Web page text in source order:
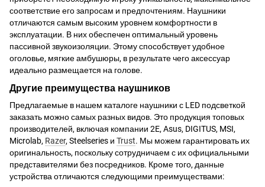
соответствие его запросам и предпочтениям. Наушники
отличаются самым высоким уровнем комфортности в
эксплуатации. В них обеспечен оптимальный уровень
пассивной звукоизоляции. Этому способствует удобное
оголовье, мягкие амбушюры, в результате чего аксессуар
идеально размещается на голове.
Другие преимущества наушников
Предлагаемые в нашем каталоге наушники с LED подсветкой
заказать можно самых разных видов. Это продукция топовых
производителей, включая компании 2E, Asus, DIGITUS, MSI,
Microlab, Razer, Steelseries и Trust. Мы можем гарантировать их
оригинальность, поскольку сотрудничаем с их официальными
представителями без посредников. Кроме того, данные
устройства отличаются следующими преимуществами: